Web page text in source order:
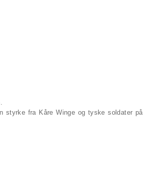
styrke fra Kåre Winge og tyske soldater på